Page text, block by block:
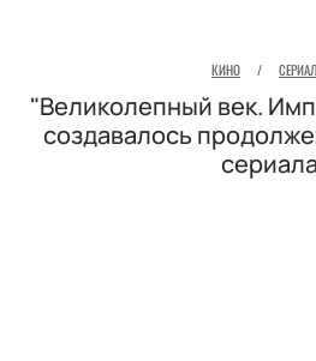
КИНО /
"Великолепный век.
создавалось
сериала